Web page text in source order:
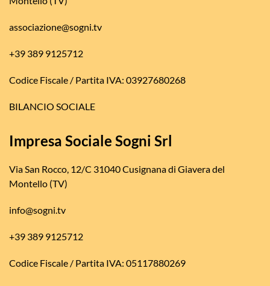
associazione@sogni.tv
+39 389 9125712
Codice Fiscale / Partita IVA: 03927680268
BILANCIO SOCIALE
Impresa Sociale Sogni Srl
Via San Rocco, 12/C 31040 Cusignana di Giavera del
Montello (TV)
info@sogni.tv
+39 389 9125712
Codice Fiscale / Partita IVA: 05117880269